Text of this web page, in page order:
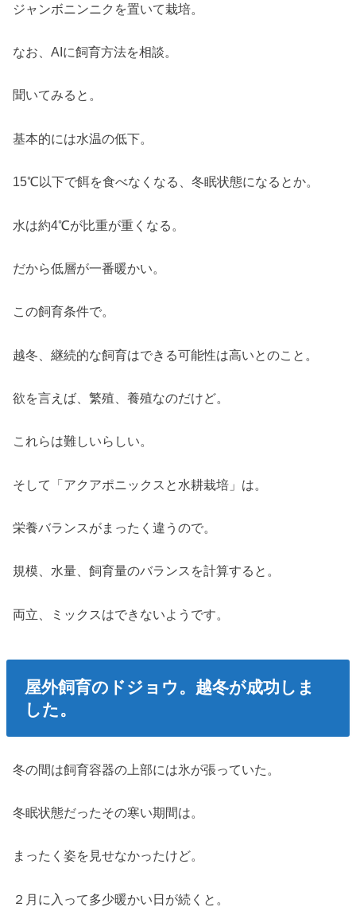
ジャンボニンニクを置いて栽培。
なお、AIに飼育方法を相談。
聞いてみると。
基本的には水温の低下。
15℃以下で餌を食べなくなる、冬眠状態になるとか。
水は約4℃が比重が重くなる。
だから低層が一番暖かい。
この飼育条件で。
越冬、継続的な飼育はできる可能性は高いとのこと。
欲を言えば、繁殖、養殖なのだけど。
これらは難しいらしい。
そして「アクアポニックスと水耕栽培」は。
栄養バランスがまったく違うので。
規模、水量、飼育量のバランスを計算すると。
両立、ミックスはできないようです。
屋外飼育のドジョウ。越冬が成功しま
した。
冬の間は飼育容器の上部には氷が張っていた。
冬眠状態だったその寒い期間は。
まったく姿を見せなかったけど。
２月に入って多少暖かい日が続くと。